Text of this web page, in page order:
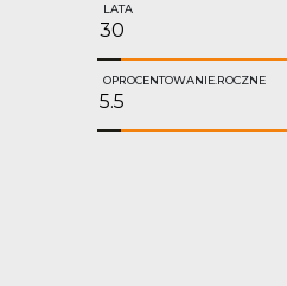
LATA
OPROCENTOWANIE.ROCZNE